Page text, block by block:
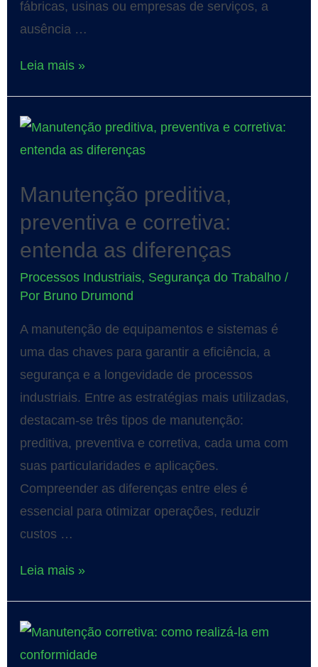
fábricas, usinas ou empresas de serviços, a
ausência …
Leia mais »
Manutenção preditiva,
preventiva e corretiva:
entenda as diferenças
Processos Industriais, Segurança do Trabalho/
Por Bruno Drumond
A manutenção de equipamentos e sistemas é
uma das chaves para garantir a eficiência, a
segurança e a longevidade de processos
industriais. Entre as estratégias mais utilizadas,
destacam-se três tipos de manutenção:
preditiva, preventiva e corretiva, cada uma com
suas particularidades e aplicações.
Compreender as diferenças entre eles é
essencial para otimizar operações, reduzir
custos …
Leia mais »